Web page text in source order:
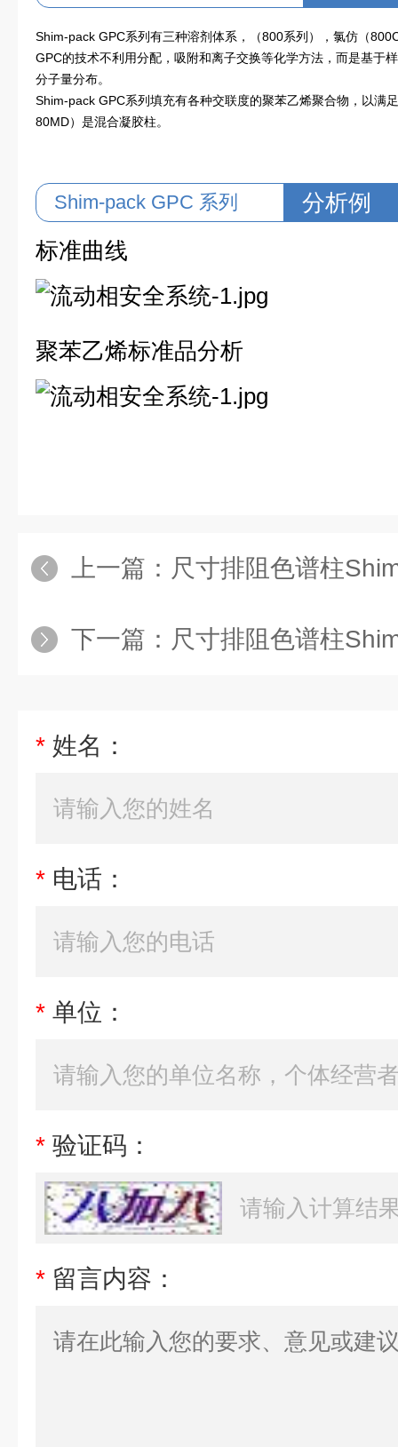
Shim-pack GPC系列有三种溶剂体系，（800系列），氯仿（
GPC的技术不利用分配，吸附和离子交换等化学方法，而是基于
分子量分布。
Shim-pack GPC系列填充有各种交联度的聚苯乙烯聚合物，以满
80MD）是混合凝胶柱。
Shim-pack GPC 系列
分析例
标准曲线
聚苯乙烯标准品分析
上一篇： 尺寸排阻色谱柱
下一篇： 尺寸排阻色谱柱
* 姓名：
* 电话：
* 单位：
* 验证码：
* 留言内容：